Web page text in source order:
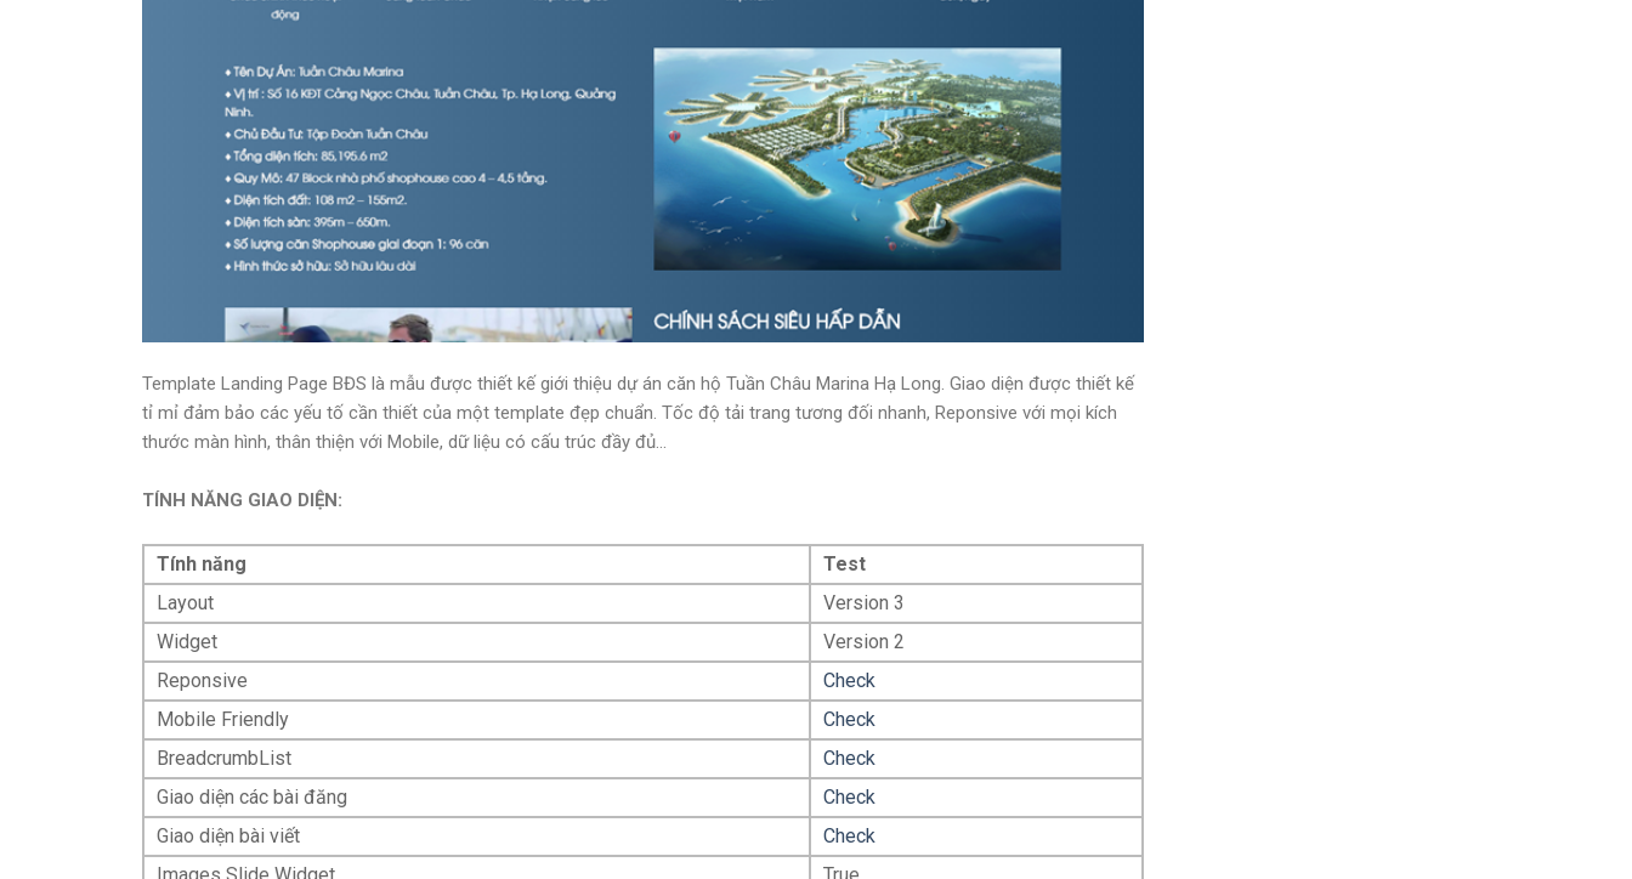
Template Landing Page BĐS là mẫu được thiết kế giới thiệu dự án căn hộ Tuần Châu Marina Hạ Long. Giao diện được thiết kế
tỉ mỉ đảm bảo các yếu tố cần thiết của một template đẹp chuẩn. Tốc độ tải trang tương đối nhanh, Reponsive với mọi kích
thước màn hình, thân thiện với Mobile, dữ liệu có cấu trúc đầy đủ...
TÍNH NĂNG GIAO DIỆN:
Tính năng
Test
Layout
Version 3
Widget
Version 2
Reponsive
Check
Mobile Friendly
Check
BreadcrumbList
Check
Giao diện các bài đăng
Check
Giao diện bài viết
Check